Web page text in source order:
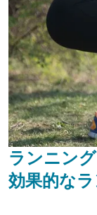
ランニン
効果的な